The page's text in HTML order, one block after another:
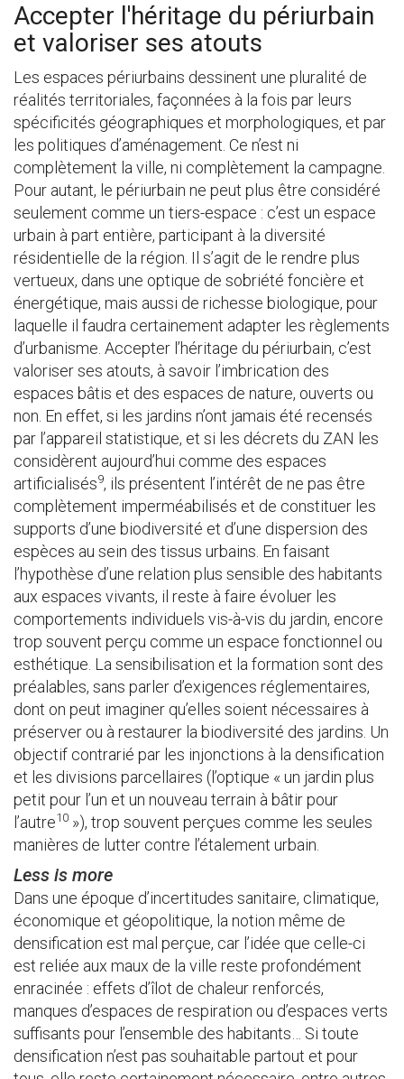
Accepter l'héritage du périurbain
et valoriser ses atouts
Les espaces périurbains dessinent une pluralité de
réalités territoriales, façonnées à la fois par leurs
spécificités géographiques et morphologiques, et par
les politiques d’aménagement. Ce n’est ni
complètement la ville, ni complètement la campagne.
Pour autant, le périurbain ne peut plus être considéré
seulement comme un tiers-espace : c’est un espace
urbain à part entière, participant à la diversité
résidentielle de la région. Il s’agit de le rendre plus
vertueux, dans une optique de sobriété foncière et
énergétique, mais aussi de richesse biologique, pour
laquelle il faudra certainement adapter les règlements
d’urbanisme. Accepter l’héritage du périurbain, c’est
valoriser ses atouts, à savoir l’imbrication des
espaces bâtis et des espaces de nature, ouverts ou
non. En effet, si les jardins n’ont jamais été recensés
par l’appareil statistique, et si les décrets du ZAN les
considèrent aujourd’hui comme des espaces
artificialisés9, ils présentent l’intérêt de ne pas être
complètement imperméabilisés et de constituer les
supports d’une biodiversité et d’une dispersion des
espèces au sein des tissus urbains. En faisant
l’hypothèse d’une relation plus sensible des habitants
aux espaces vivants, il reste à faire évoluer les
comportements individuels vis-à-vis du jardin, encore
trop souvent perçu comme un espace fonctionnel ou
esthétique. La sensibilisation et la formation sont des
préalables, sans parler d’exigences réglementaires,
dont on peut imaginer qu’elles soient nécessaires à
préserver ou à restaurer la biodiversité des jardins. Un
objectif contrarié par les injonctions à la densification
et les divisions parcellaires (l’optique « un jardin plus
petit pour l’un et un nouveau terrain à bâtir pour
l’autre10 »), trop souvent perçues comme les seules
manières de lutter contre l’étalement urbain.
Less is more
Dans une époque d’incertitudes sanitaire, climatique,
économique et géopolitique, la notion même de
densification est mal perçue, car l’idée que celle-ci
est reliée aux maux de la ville reste profondément
enracinée : effets d’îlot de chaleur renforcés,
manques d’espaces de respiration ou d’espaces verts
suffisants pour l’ensemble des habitants… Si toute
densification n’est pas souhaitable partout et pour